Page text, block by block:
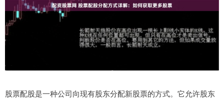
股票配股是一种公司向现有股东分配新股票的方式。它允许股东